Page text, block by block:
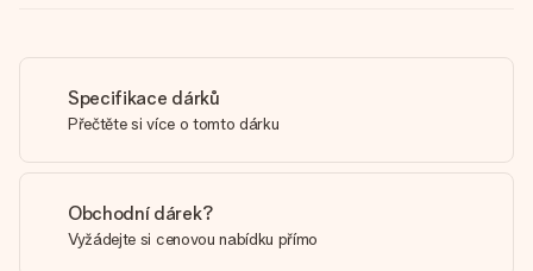
Specifikace dárků
Přečtěte si více o tomto dárku
Obchodní dárek?
Vyžádejte si cenovou nabídku přímo